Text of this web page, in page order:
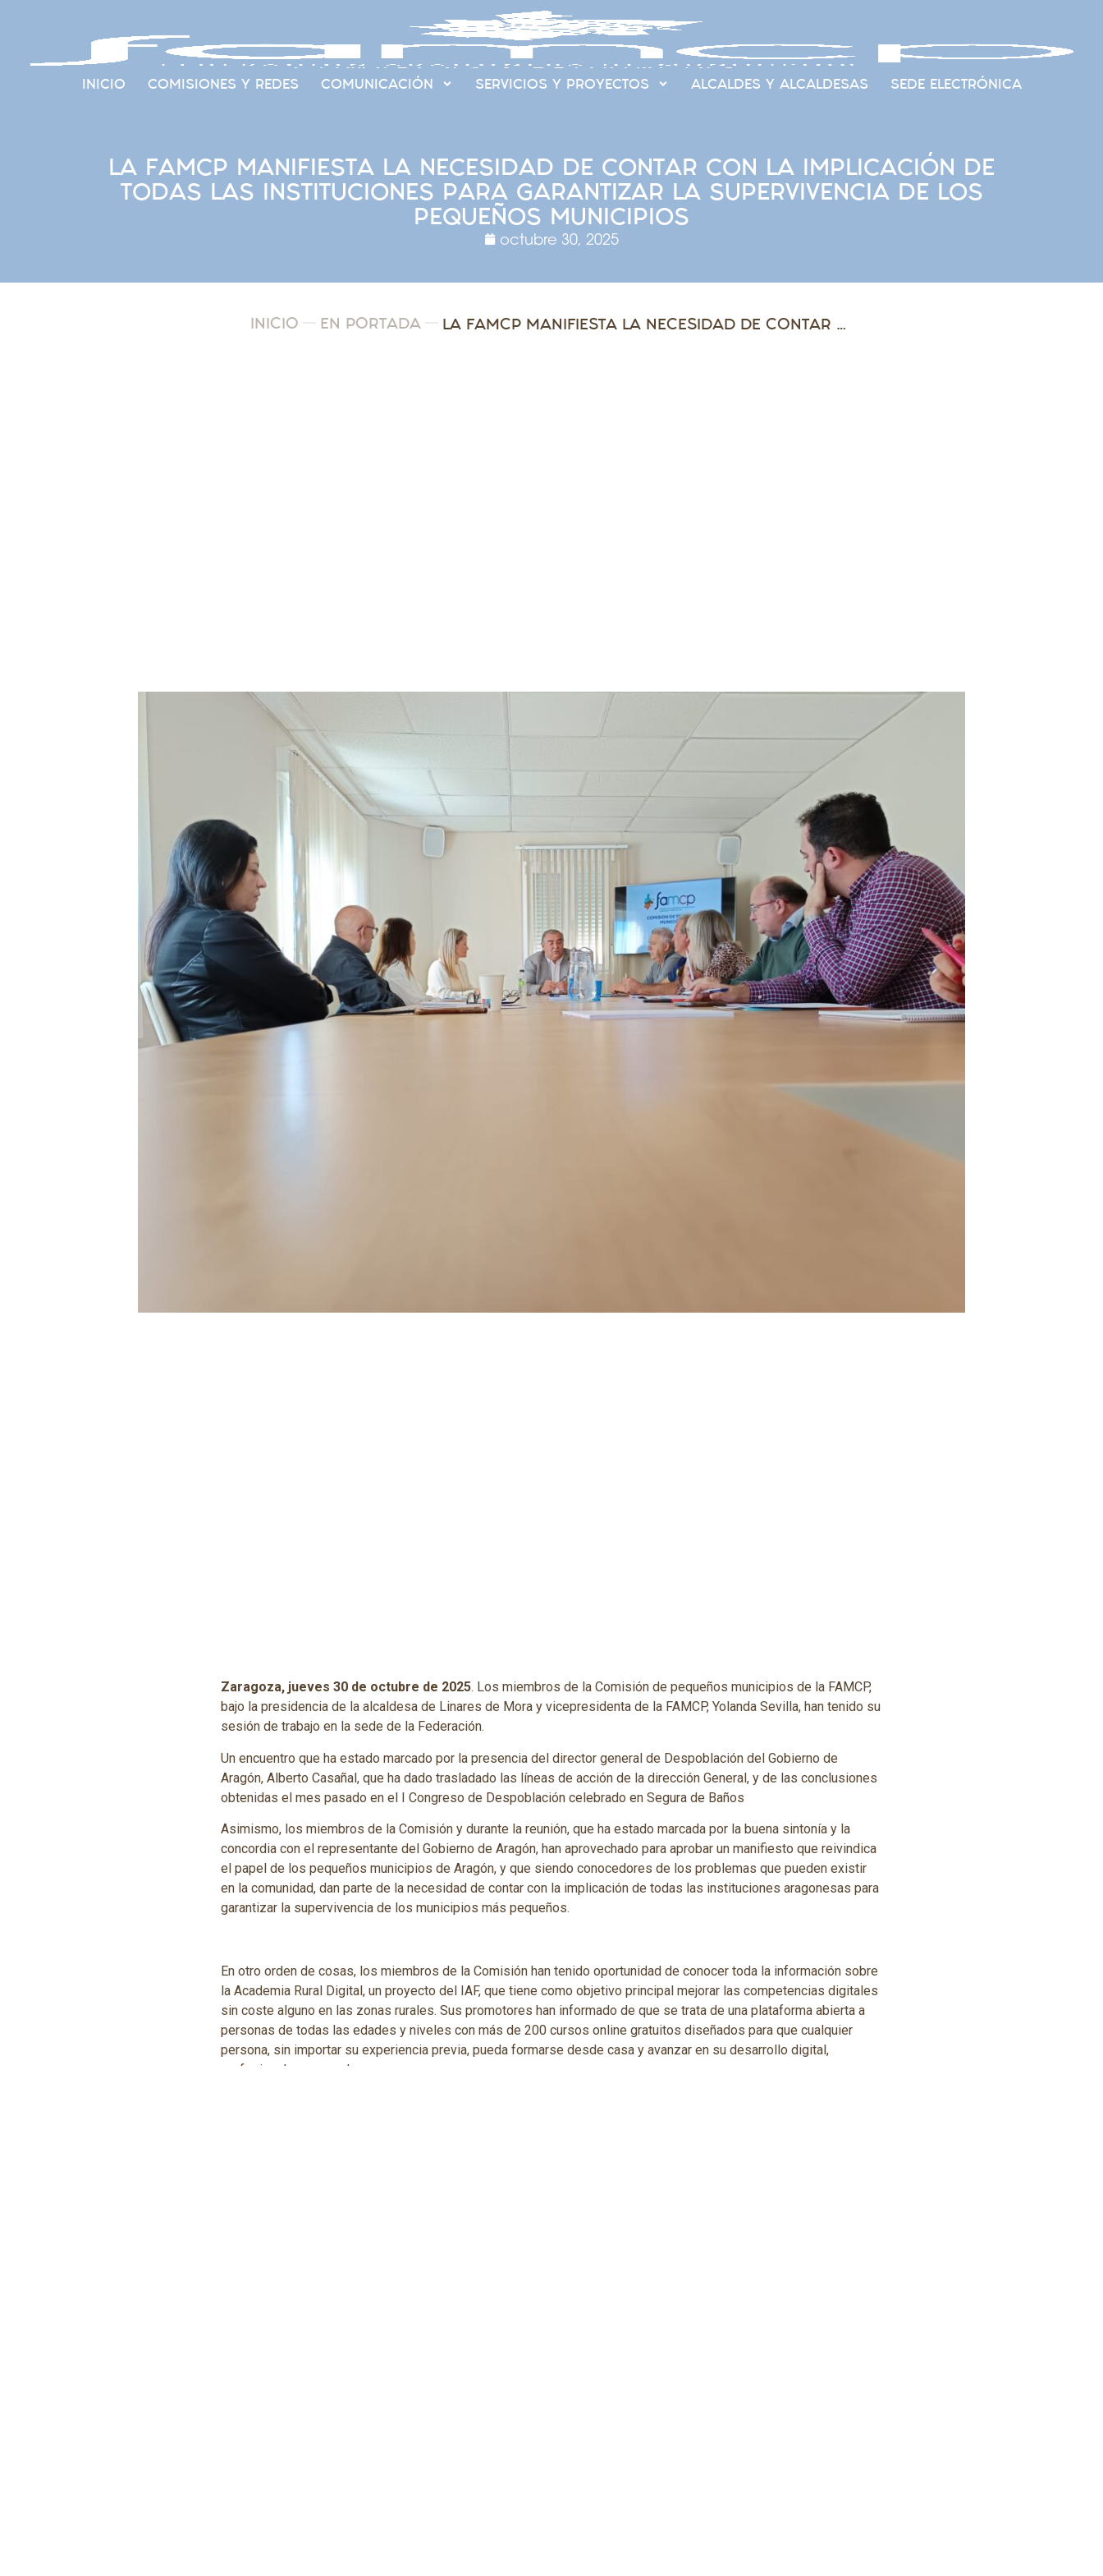
INICIO COMISIONES Y REDES COMUNICACIÓN SERVICIOS Y PROYECTOS ALCALDES Y ALCALDESAS SEDE ELECTRÓNICA
LA FAMCP MANIFIESTA LA NECESIDAD DE CONTAR CON LA IMPLICACIÓN DE
TODAS LAS INSTITUCIONES PARA GARANTIZAR LA SUPERVIVENCIA DE LOS
PEQUEÑOS MUNICIPIOS
octubre 30, 2025
INICIO EN PORTADA LA FAMCP MANIFIESTA LA NECESIDAD DE CONTAR CON LA IMPLICACIÓN DE TODAS LAS INSTITUCIONES PARA GARANTIZAR LA SUPERVIVENCIA DE LOS PEQUEÑOS MUNICIPIOS
Zaragoza, jueves 30 de octubre de 2025. Los miembros de la Comisión de pequeños municipios de la FAMCP,
bajo la presidencia de la alcaldesa de Linares de Mora y vicepresidenta de la FAMCP, Yolanda Sevilla, han tenido su
sesión de trabajo en la sede de la Federación.
Un encuentro que ha estado marcado por la presencia del director general de Despoblación del Gobierno de
Aragón, Alberto Casañal, que ha dado trasladado las líneas de acción de la dirección General, y de las conclusiones
obtenidas el mes pasado en el I Congreso de Despoblación celebrado en Segura de Baños
Asimismo, los miembros de la Comisión y durante la reunión, que ha estado marcada por la buena sintonía y la
concordia con el representante del Gobierno de Aragón, han aprovechado para aprobar un manifiesto que reivindica
el papel de los pequeños municipios de Aragón, y que siendo conocedores de los problemas que pueden existir
en la comunidad, dan parte de la necesidad de contar con la implicación de todas las instituciones aragonesas para
garantizar la supervivencia de los municipios más pequeños.
En otro orden de cosas, los miembros de la Comisión han tenido oportunidad de conocer toda la información sobre
la Academia Rural Digital, un proyecto del IAF, que tiene como objetivo principal mejorar las competencias digitales
sin coste alguno en las zonas rurales. Sus promotores han informado de que se trata de una plataforma abierta a
personas de todas las edades y niveles con más de 200 cursos online gratuitos diseñados para que cualquier
persona, sin importar su experiencia previa, pueda formarse desde casa y avanzar en su desarrollo digital,
profesional y personal.